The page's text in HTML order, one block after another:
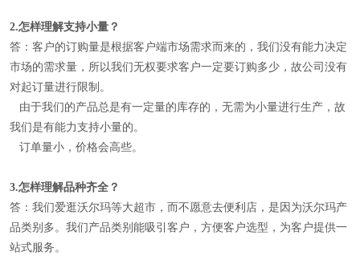
2.怎样理解支持小量？
答：客户的订购量是根据客户端市场需求而来的，我们没有能力决定
市场的需求量，所以我们无权要求客户一定要订购多少，故公司没有
对起订量进行限制。
由于我们的产品总是有一定量的库存的，无需为小量进行生产，故
我们是有能力支持小量的。
订单量小，价格会高些。
3.怎样理解品种齐全？
答：我们爱逛沃尔玛等大超市，而不愿意去便利店，是因为沃尔玛产
品类别多。我们产品类别能吸引客户，方便客户选型，为客户提供一
站式服务。